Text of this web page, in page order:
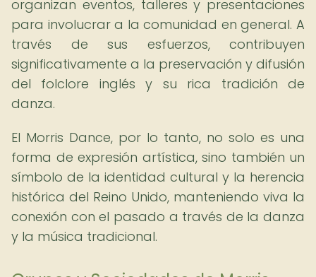
organizan eventos, talleres y presentaciones
para involucrar a la comunidad en general. A
través de sus esfuerzos, contribuyen
significativamente a la preservación y difusión
del folclore inglés y su rica tradición de
danza.
El Morris Dance, por lo tanto, no solo es una
forma de expresión artística, sino también un
símbolo de la identidad cultural y la herencia
histórica del Reino Unido, manteniendo viva la
conexión con el pasado a través de la danza
y la música tradicional.